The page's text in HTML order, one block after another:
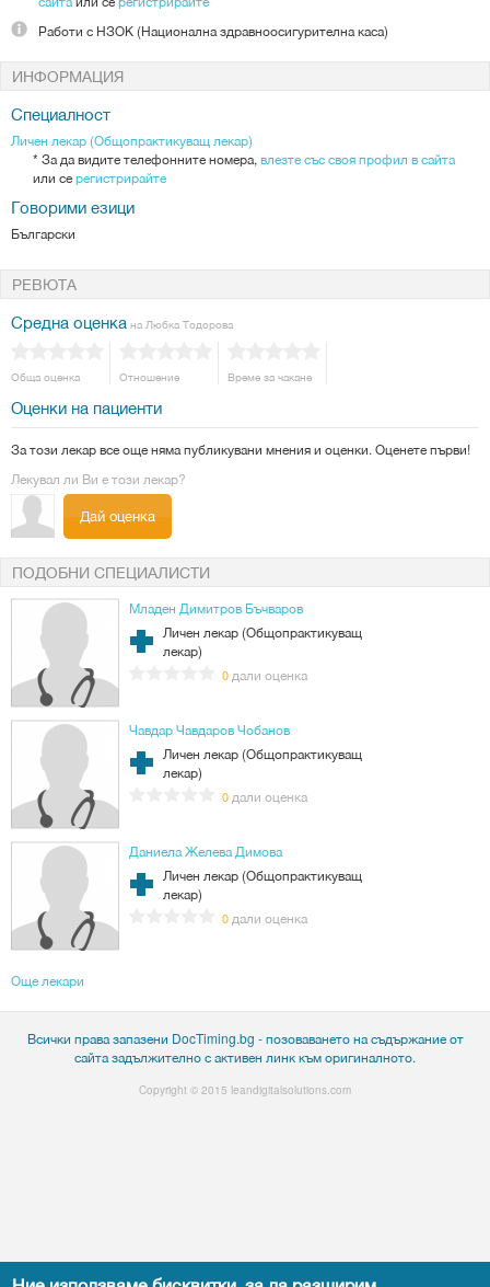
Работи с НЗОК (Национална здравноосигурителна каса)
ИНФОРМАЦИЯ
Специалност
Личен лекар (Общопрактикуващ лекар)
* За да видите телефонните номера, влезте със своя профил в сайта
или серегистрирайте
Говорими езици
Български
РЕВЮТА
Средна оценка на Любка Тодорова
Обща оценка Отношение Време за чакане
Оценки на пациенти
За този лекар все още няма публикувани мнения и оценки. Оценете първи!
Лекувал ли Ви е този лекар?
Дай оценка
ПОДОБНИ СПЕЦИАЛИСТИ
Младен Димитров Бъчваров
Личен лекар (Общопрактикуващ
лекар)
0 дали оценка
Чавдар Чавдаров Чобанов
Личен лекар (Общопрактикуващ
лекар)
0 дали оценка
Даниела Желева Димова
Личен лекар (Общопрактикуващ
лекар)
0 дали оценка
Още лекари
Всички права запазени DocTiming.bg - позоваването на съдържание от
сайта задължително с активен линк към оригиналното.
Copyright © 2015 leandigitalsolutions.com